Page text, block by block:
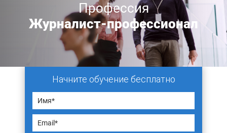
Профессия
Журналист-профессионал
Начните обучение бесплатно